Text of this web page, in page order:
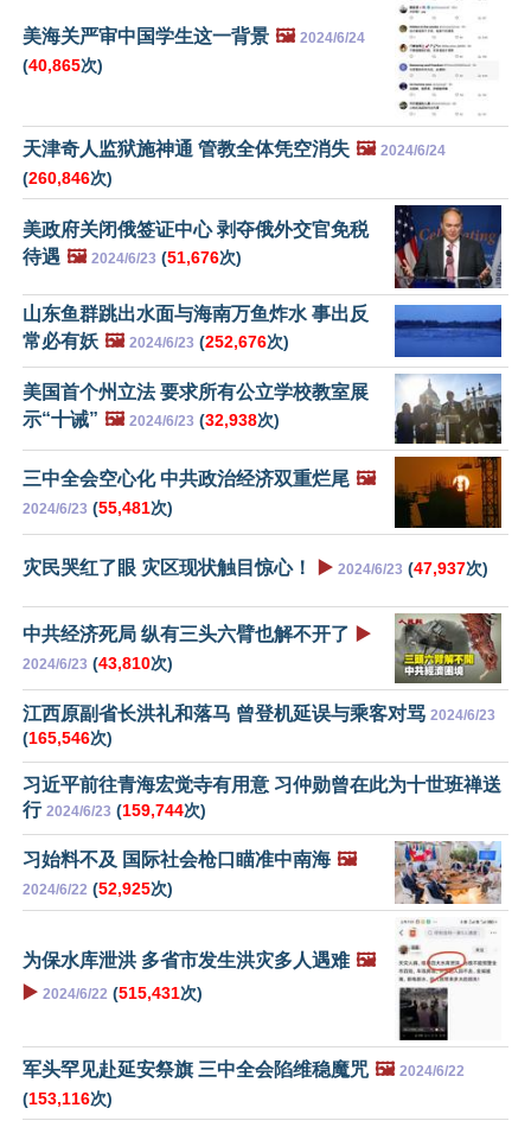
美海关严审中国学生这一背景 🖼️ 2024/6/24
(40,865次)
天津奇人监狱施神通 管教全体凭空消失 🖼️ 2024/6/24
(260,846次)
美政府关闭俄签证中心 剥夺俄外交官免税
待遇 🖼️ 2024/6/23 (51,676次)
山东鱼群跳出水面与海南万鱼炸水 事出反
常必有妖 🖼️ 2024/6/23 (252,676次)
美国首个州立法 要求所有公立学校教室展
示“十诫” 🖼️ 2024/6/23 (32,938次)
三中全会空心化 中共政治经济双重烂尾 🖼️
2024/6/23 (55,481次)
灾民哭红了眼 灾区现状触目惊心！ ▶️ 2024/6/23 (47,937次)
中共经济死局 纵有三头六臂也解不开了 ▶️
2024/6/23 (43,810次)
江西原副省长洪礼和落马 曾登机延误与乘客对骂 2024/6/23
(165,546次)
习近平前往青海宏觉寺有用意 习仲勋曾在此为十世班禅送
行 2024/6/23 (159,744次)
习始料不及 国际社会枪口瞄准中南海 🖼️
2024/6/22 (52,925次)
为保水库泄洪 多省市发生洪灾多人遇难 🖼️
▶️ 2024/6/22 (515,431次)
军头罕见赴延安祭旗 三中全会陷维稳魔咒 🖼️ 2024/6/22
(153,116次)